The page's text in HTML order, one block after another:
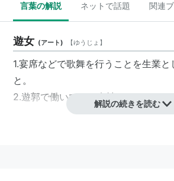
言葉の解説 ネットで話題 関連
遊女 (アート) 【ゆうじょ 】
1.宴席などで歌舞を行うことを生業と
と。
2.遊郭で働いている女性のこと。
解説の続きを読む